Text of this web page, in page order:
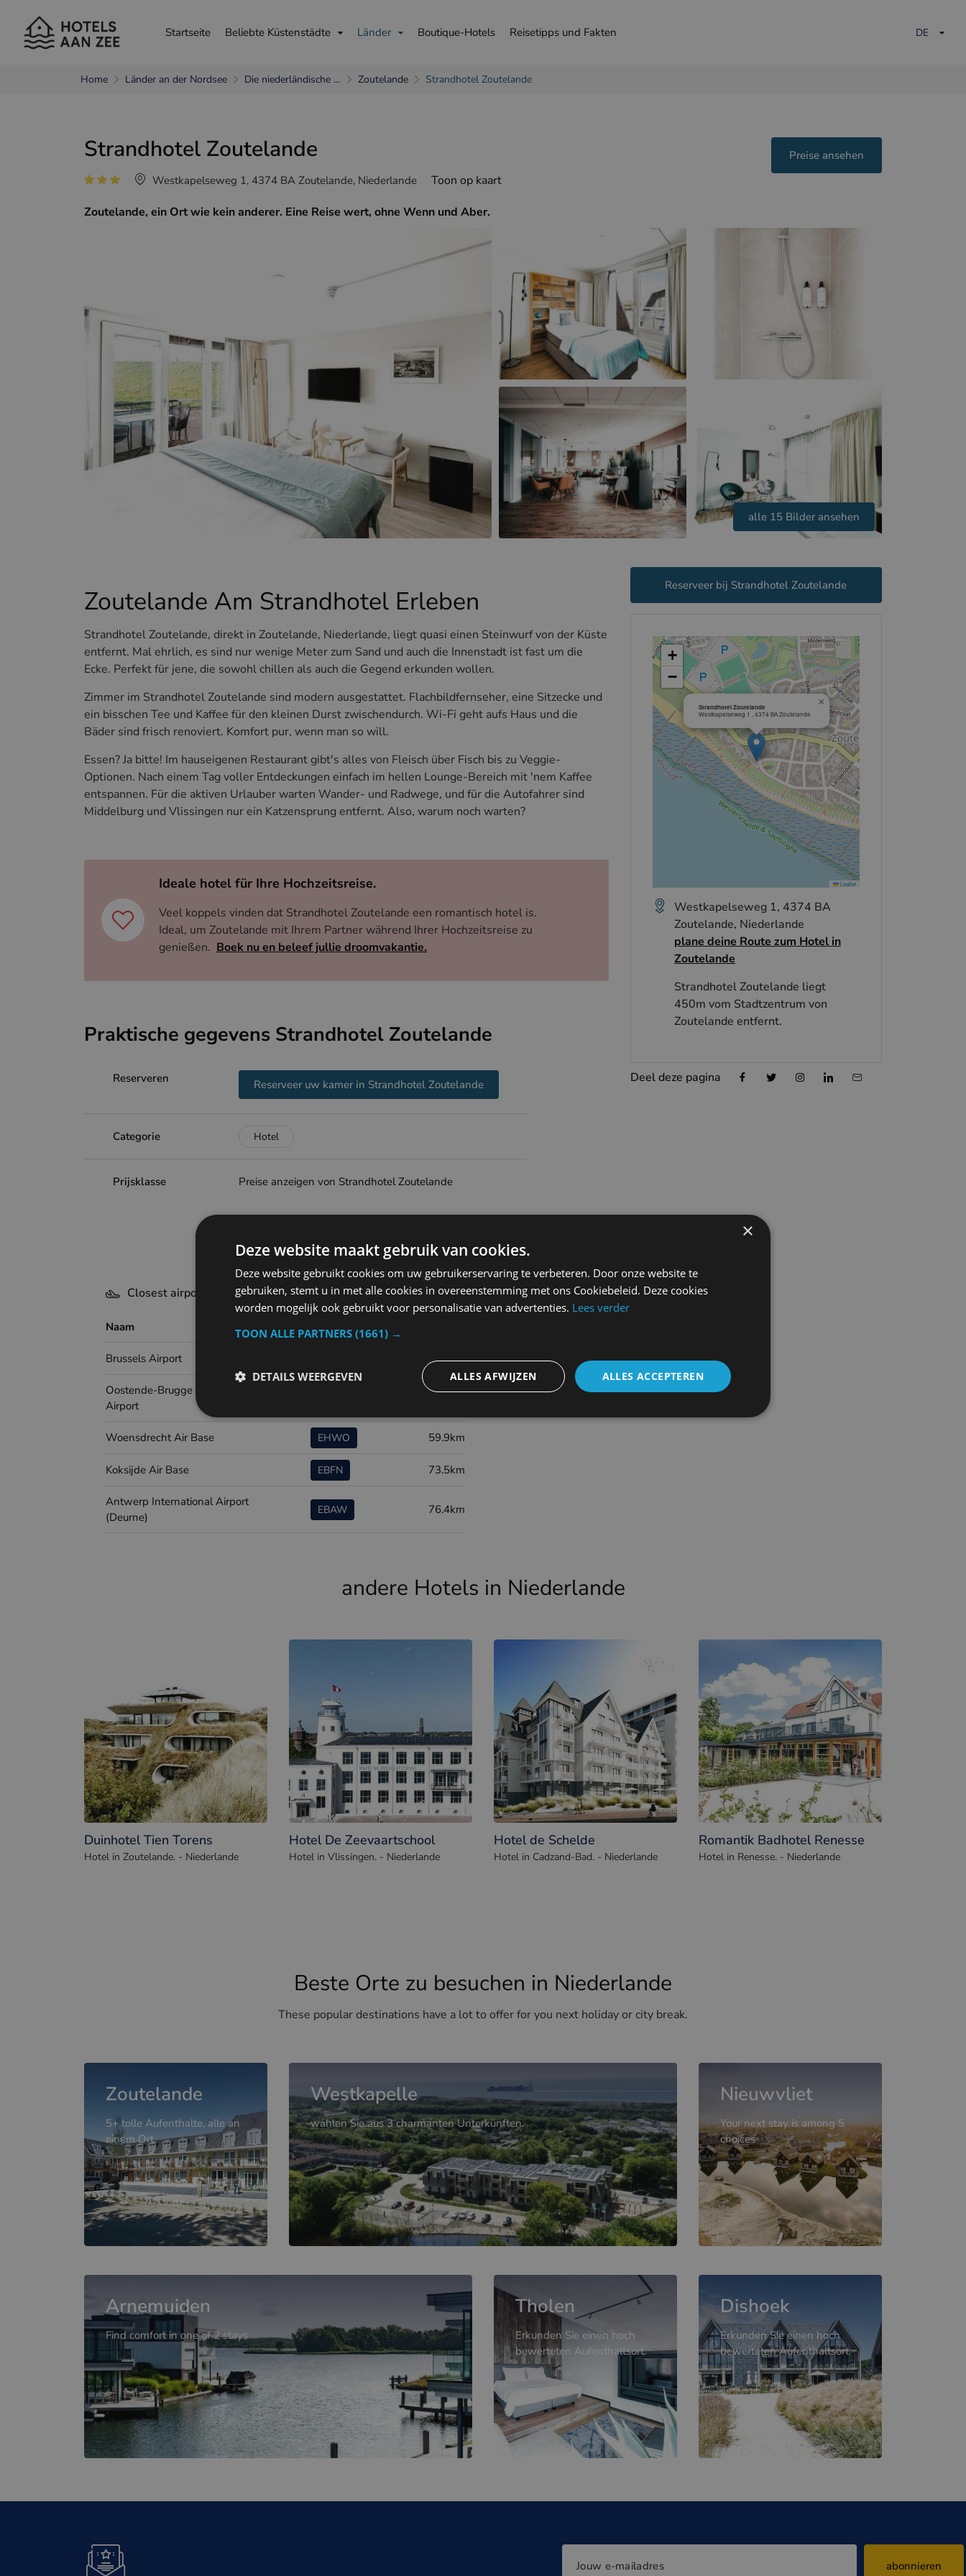
Startseite Beliebte Küstenstädte Länder Boutique-Hotels Reisetipps und Fakten DE
Nederlands Français
Home Länder an der Nordsee Die niederländische … Zoutelande Strandhotel Zoutelande
Strandhotel Zoutelande
Westkapelseweg 1, 4374 BA Zoutelande, Niederlande Toon op kaart
Preise ansehen
Zoutelande, ein Ort wie kein anderer. Eine Reise wert, ohne Wenn und Aber.
alle 15 Bilder ansehen
Zoutelande Am Strandhotel Erleben
Strandhotel Zoutelande, direkt in Zoutelande, Niederlande, liegt quasi einen Steinwurf von der Küste
entfernt. Mal ehrlich, es sind nur wenige Meter zum Sand und auch die Innenstadt ist fast um die
Ecke. Perfekt für jene, die sowohl chillen als auch die Gegend erkunden wollen.
Zimmer im Strandhotel Zoutelande sind modern ausgestattet. Flachbildfernseher, eine Sitzecke und
ein bisschen Tee und Kaffee für den kleinen Durst zwischendurch. Wi-Fi geht aufs Haus und die
Bäder sind frisch renoviert. Komfort pur, wenn man so will.
Essen? Ja bitte! Im hauseigenen Restaurant gibt's alles von Fleisch über Fisch bis zu Veggie-
Optionen. Nach einem Tag voller Entdeckungen einfach im hellen Lounge-Bereich mit 'nem Kaffee
entspannen. Für die aktiven Urlauber warten Wander- und Radwege, und für die Autofahrer sind
Middelburg und Vlissingen nur ein Katzensprung entfernt. Also, warum noch warten?
Ideale hotel für Ihre Hochzeitsreise.
Veel koppels vinden dat Strandhotel Zoutelande een romantisch hotel is.
Ideal, um Zoutelande mit Ihrem Partner während Ihrer Hochzeitsreise zu
genießen. Boek nu en beleef jullie droomvakantie.
Praktische gegevens Strandhotel Zoutelande
Reserveren Reserveer uw kamer in Strandhotel Zoutelande
Categorie Hotel
Prijsklasse Preise anzeigen von Strandhotel Zoutelande
Reserveer bij Strandhotel Zoutelande
Strandhotel Zoutelande
Westkapelseweg 1 , 4374 BA Zoutelande
×
+
−
Leaflet
Westkapelseweg 1, 4374 BA
Zoutelande, Niederlande
plane deine Route zum Hotel in
Zoutelande
Strandhotel Zoutelande liegt
450m vom Stadtzentrum von
Zoutelande entfernt.
Deel deze pagina
Closest airports - Zoutelande
Naam Airport code
Brussels Airport 96.6km
Oostende-Brugge International
Airport
Woensdrecht Air Base EHWO 59.9km
Koksijde Air Base EBFN 73.5km
Antwerp International Airport
(Deurne)
EBAW 76.4km
andere Hotels in Niederlande
Duinhotel Tien Torens
Hotel in Zoutelande. - Niederlande
Hotel De Zeevaartschool
Hotel in Vlissingen. - Niederlande
Hotel de Schelde
Hotel in Cadzand-Bad. - Niederlande
Romantik Badhotel Renesse
Hotel in Renesse. - Niederlande
Beste Orte zu besuchen in Niederlande
These popular destinations have a lot to offer for you next holiday or city break.
Zoutelande
5+ tolle Aufenthalte, alle an
einem Ort.
Westkapelle
wählen Sie aus 3 charmanten Unterkünften.
Nieuwvliet
Your next stay is among 5
choices
Arnemuiden
Find comfort in one of 2 stays
Tholen
Erkunden Sie einen hoch
bewerteten Aufenthaltsort.
Dishoek
Erkunden Sie einen hoch
bewerteten Aufenthaltsort.
abonnieren
×
Deze website maakt gebruik van cookies.
Deze website gebruikt cookies om uw gebruikerservaring te verbeteren. Door onze website te
gebruiken, stemt u in met alle cookies in overeenstemming met ons Cookiebeleid. Deze cookies
worden mogelijk ook gebruikt voor personalisatie van advertenties. Lees verder
TOON ALLE PARTNERS (1661) →
ALLES ACCEPTEREN
ALLES AFWIJZEN
DETAILS WEERGEVEN